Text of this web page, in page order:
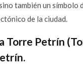
también un símbolo
de la ciudad.
Torre Petrín